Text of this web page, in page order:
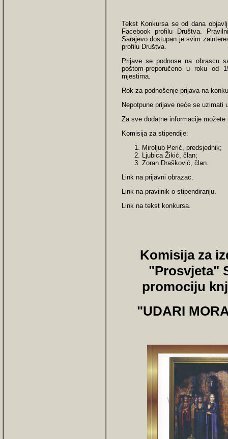
Tekst Konkursa se od dana
Facebook profilu Društva.
Sarajevo dostupan je svim
profilu Društva.
Prijave se podnose na obrascu
poštom-preporučeno u roku od
mjestima.
Rok za podnošenje prijava na
Nepotpune prijave neće se uzimati
Za sve dodatne informacije
Komisija za stipendije:
Miroljub Perić, predsjednik;
Ljubica Žikić, član;
Zoran Drašković, član.
Link na prijavni obrazac.
Link na pravilnik o stipendiranju.
Link na tekst konkursa.
Komisija za
"Prosvjeta"
promociju
"UDARI